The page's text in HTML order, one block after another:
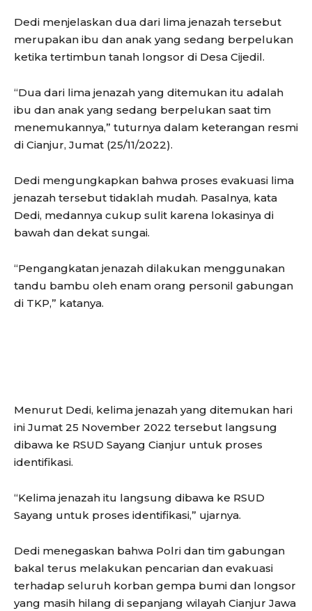
Dedi menjelaskan dua dari lima jenazah tersebut
merupakan ibu dan anak yang sedang berpelukan
ketika tertimbun tanah longsor di Desa Cijedil.
“Dua dari lima jenazah yang ditemukan itu adalah
ibu dan anak yang sedang berpelukan saat tim
menemukannya,” tuturnya dalam keterangan resmi
di Cianjur, Jumat (25/11/2022).
Dedi mengungkapkan bahwa proses evakuasi lima
jenazah tersebut tidaklah mudah. Pasalnya, kata
Dedi, medannya cukup sulit karena lokasinya di
bawah dan dekat sungai.
“Pengangkatan jenazah dilakukan menggunakan
tandu bambu oleh enam orang personil gabungan
di TKP,” katanya.
Menurut Dedi, kelima jenazah yang ditemukan hari
ini Jumat 25 November 2022 tersebut langsung
dibawa ke RSUD Sayang Cianjur untuk proses
identifikasi.
“Kelima jenazah itu langsung dibawa ke RSUD
Sayang untuk proses identifikasi,” ujarnya.
Dedi menegaskan bahwa Polri dan tim gabungan
bakal terus melakukan pencarian dan evakuasi
terhadap seluruh korban gempa bumi dan longsor
yang masih hilang di sepanjang wilayah Cianjur Jawa